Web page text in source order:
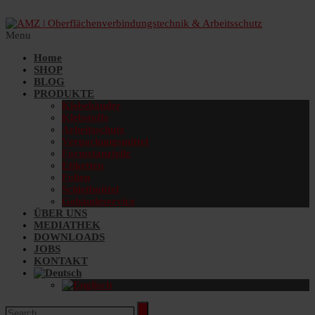
Menu
Home
SHOP
BLOG
PRODUKTE
Klebebänder
Klebstoffe
Arbeitsschutz
Verpackungsmittel
Formstanzteile
Etiketten
Folien
Schleifmittel
Gebäudeservice
ÜBER UNS
MEDIATHEK
DOWNLOADS
JOBS
KONTAKT